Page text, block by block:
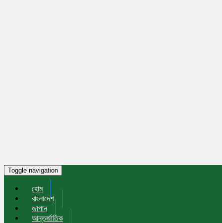
Toggle navigation
হোম
বাংলাদেশ
জাপান
আন্তর্জাতিক